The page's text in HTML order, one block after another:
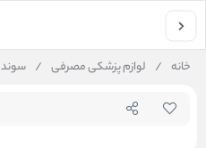
خانه / لوازم پزشکی مصرفی / سوند